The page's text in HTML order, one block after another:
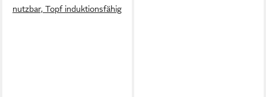
nutzbar, Topf induktionsfähig